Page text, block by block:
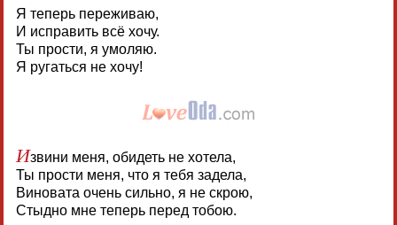
Я теперь переживаю,
И исправить всё хочу.
Ты прости, я умоляю.
Я ругаться не хочу!
Извини меня, обидеть не хотела,
Ты прости меня, что я тебя задела,
Виновата очень сильно, я не скрою,
Стыдно мне теперь перед тобою.